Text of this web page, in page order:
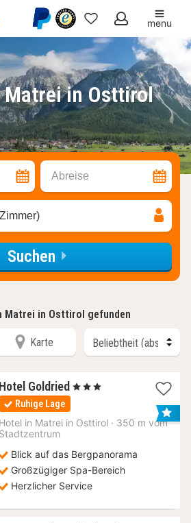
Meine
Favoriten
menu
in Osttirol
Abreise
Suchen
Matrei in Osttirol gefunden
Karte
Hotel Goldried 1
164
, 3 Sterne
Ruhige Lage
Hotel in Matrei in Osttirol · 350 m vom
Stadtzentrum
Blick auf das Bergpanorama
Großzügiger Spa-Bereich
Herzlicher Service